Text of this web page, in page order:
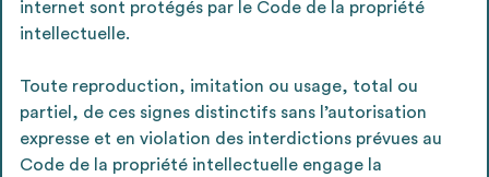
internet sont protégés par le Code de la propriété
intellectuelle.
Toute reproduction, imitation ou usage, total ou
partiel, de ces signes distinctifs sans l’autorisation
expresse et en violation des interdictions prévues au
Code de la propriété intellectuelle engage la